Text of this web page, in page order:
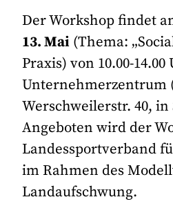
Der Workshop findet
13. Mai (Thema:
Praxis) von 10.00-
Unternehmerzentrum
Werschweilerstr. 40, in
Angeboten wird der
Landessportverband
im Rahmen des
Landaufschwung.